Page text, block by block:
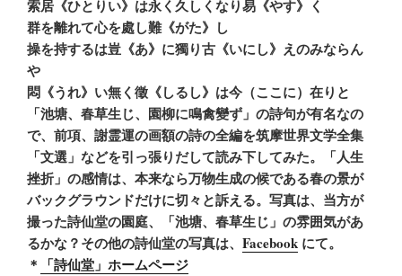
索居《ひとりい》は永く久しくなり易《やす》く
群を離れて心を處し難《がた》し
操を持するは豈《あ》に獨り古《いにし》えのみならん
や
悶《うれ》い無く徵《しるし》は今（ここに）在りと
「池塘、春草生じ、園柳に鳴禽變ず」の詩句が有名なの
で、前項、謝霊運の画額の詩の全編を筑摩世界文学全集
「文選」などを引っ張りだして読み下してみた。「人生
挫折」の感情は、本来なら万物生成の候である春の景が
バックグラウンドだけに切々と訴える。写真は、当方が
撮った詩仙堂の園庭、「池塘、春草生じ」の雰囲気があ
るかな？その他の詩仙堂の写真は、 Facebook にて。
＊ 「詩仙堂」ホームページ